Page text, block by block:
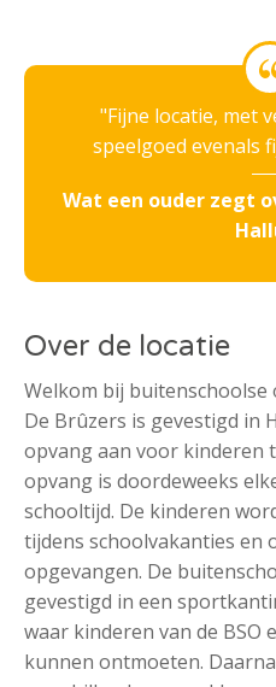
Fijne locatie, met
speelgoed evenals
Wat een ouder zegt
Over de locatie
Welkom bij buitenschoolse
De Brûzers is gevestigd in
opvang aan voor kinderen
opvang is doordeweeks
schooltijd. De kinderen
tijdens schoolvakanties en
opgevangen. De
gevestigd in een
waar kinderen van de BSO
kunnen ontmoeten.